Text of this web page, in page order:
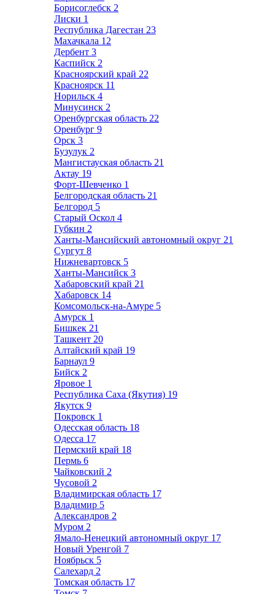
Борисоглебск 2
Лиски 1
Республика Дагестан 23
Махачкала 12
Дербент 3
Каспийск 2
Красноярский край 22
Красноярск 11
Норильск 4
Минусинск 2
Оренбургская область 22
Оренбург 9
Орск 3
Бузулук 2
Мангистауская область 21
Актау 19
Форт-Шевченко 1
Белгородская область 21
Белгород 5
Старый Оскол 4
Губкин 2
Ханты-Мансийский автономный округ 21
Сургут 8
Нижневартовск 5
Ханты-Мансийск 3
Хабаровский край 21
Хабаровск 14
Комсомольск-на-Амуре 5
Амурск 1
Бишкек 21
Ташкент 20
Алтайский край 19
Барнаул 9
Бийск 2
Яровое 1
Республика Саха (Якутия) 19
Якутск 9
Покровск 1
Одесская область 18
Одесса 17
Пермский край 18
Пермь 6
Чайковский 2
Чусовой 2
Владимирская область 17
Владимир 5
Александров 2
Муром 2
Ямало-Ненецкий автономный округ 17
Новый Уренгой 7
Ноябрьск 5
Салехард 2
Томская область 17